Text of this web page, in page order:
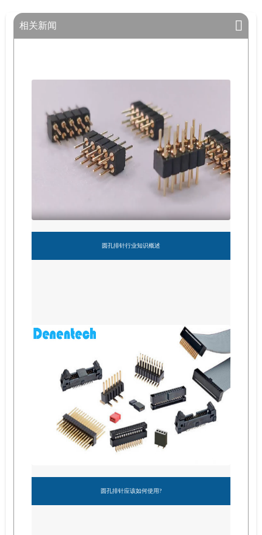
相关新闻
圆孔排针行业知识概述
圆孔排针应该如何使用?